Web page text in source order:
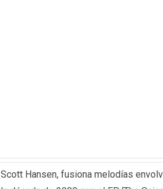
Scott Hansen, fusiona melodías